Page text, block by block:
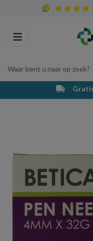
Toggle navigation
Waar bent u naar op zoek?
Winkelwagen
Vul